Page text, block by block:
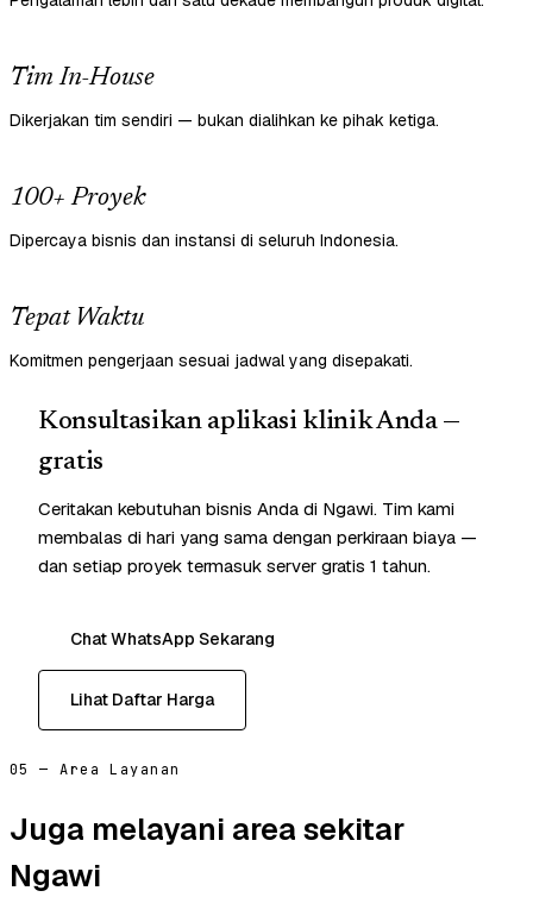
Tim In-House
Dikerjakan tim sendiri — bukan dialihkan ke pihak ketiga.
100+ Proyek
Dipercaya bisnis dan instansi di seluruh Indonesia.
Tepat Waktu
Komitmen pengerjaan sesuai jadwal yang disepakati.
Konsultasikan aplikasi klinik Anda —
gratis
Ceritakan kebutuhan bisnis Anda di Ngawi. Tim kami
membalas di hari yang sama dengan perkiraan biaya —
dan setiap proyek termasuk server gratis 1 tahun.
Chat WhatsApp Sekarang
Lihat Daftar Harga
05 — Area Layanan
Juga melayani area sekitar
Ngawi